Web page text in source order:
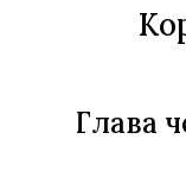
Глава